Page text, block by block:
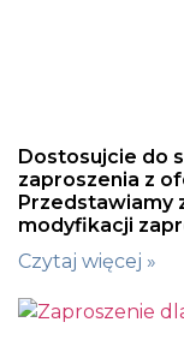
Dostosujcie do
zaproszenia z
Przedstawiamy
modyfikacji
Czytaj więcej »